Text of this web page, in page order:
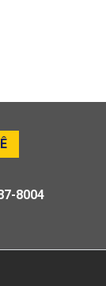
8004